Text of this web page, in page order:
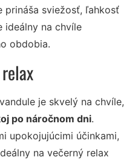
prináša sviežosť, ľahkosť
ideálny na chvíle
obdobia.
je skvelý na chvíle,
po náročnom dni.
upokojujúcimi účinkami,
na večerný relax